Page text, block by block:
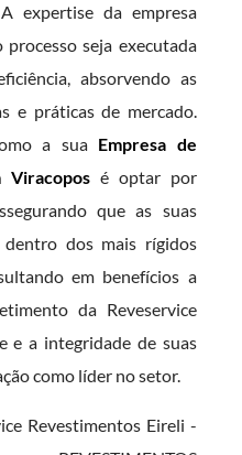
expertise da empresa
seja executada
absorvendo as
e práticas de mercado.
a sua Empresa de
Viracopos é optar por
que as suas
dentro dos mais rígidos
em benefícios a
da Reveservice
e a integridade de suas
como líder no setor.
Revestimentos Eireli -